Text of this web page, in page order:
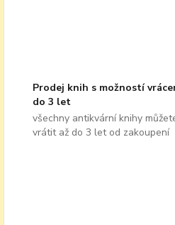
Prodej knih s možností
do 3 let
všechny antikvární knihy
vrátit až do 3 let od zakoupení